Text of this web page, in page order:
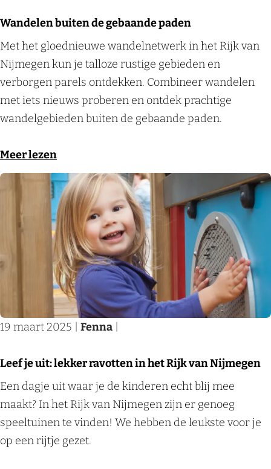
w
n
d
e
l
i
g
z
!
k
n
g
v
o
o
j
e
w
a
n
d
e
l
i
n
z
t
R
i
j
k
a
n
e
n
t
o
c
h
t
e
i
n
h
e
t
R
i
j
k
v
n
i
j
m
e
Wandelen buiten de gebaande paden
W
a
n
d
e
e
n
b
e
e
a
a
n
d
Met het gloednieuwe wandelnetwerk in het Rijk van
Nijmegen kun je talloze rustige gebieden en
verborgen parels ontdekken. Combineer wandelen
met iets nieuws proberen en ontdek prachtige
wandelgebieden buiten de gebaande paden.
Meer lezeno
v
e
r
W
a
n
d
e
l
b
u
i
t
e
Leef je uit: lekker ravotten in het Rijk van Nijmegen
19 maart 2025 Fenna
L
e
e
f
Een dagje uit waar je de kinderen echt blij mee
maakt? In het Rijk van Nijmegen zijn er genoeg
speeltuinen te vinden! We hebben de leukste voor je
op een rijtje gezet.